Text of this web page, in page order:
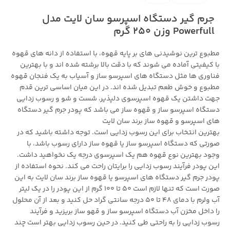
جرم گیر دستگاه اسپرسو سان لایت مدل
Powerfull وزن 250 گرم
مطبوع ترین نوشیدنی های بر پایه قهوه، با استفاده از دانه های قهوه
با کیفیتی آماده می شوند که با دقت بالا برشته شده اند و با بهترین
فناوری ها مثل دستگاه‌ های اسپرسو ساز و آسیاب به یک فنجان قهوه
مطبوع و خوش طعم تبدیل شده اند. در این میان اساسی ترین قدم
جهت داشتن یک قهوه اسپرسوی دلپذیر، شست و شو و رسوب زدایی
دستگاه اسپرسو ساز و قهوه ساز می باشد که پودر جرم گیر دستگاه
های اسپرسو و قهوه ساز برند سان لایت
بهترین انتخاب برای این رسوب زدایی است. توجه داشته باشید که در
صورتی که دستگاه اسپرسو ساز یا قهوه ساز دارای رسوب باشد، با
وجود بهترین نوع قهوه هم یک اسپرسوی درجه یک نخواهید داشت.
این پودر فرآیند رسوب زدایی را برایتان راحت می کند. نحوه استفاده از
پودر جرم گیر دستگاه های اسپرسو یا قهوه ساز برند سان لایت به این
صورت است که تنها لازم است 50 تا 100 گرم از این پودر را در یک لیتر
آب ولرم با دمای 48 تا 50 درجه سانتی گراد حل کنید و بعد از آن محلول
را داخل مخزن آب دستگاه اسپرسو ساز و قهو ساز بریزید و فرآیند
رسوب زدایی را به راحتی طی کنید. در حین رسوب زدایی بهتر است چند